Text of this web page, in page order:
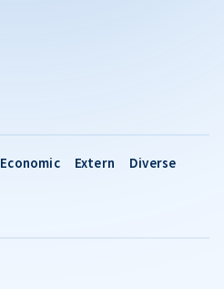
Economic Extern Diverse